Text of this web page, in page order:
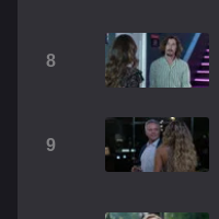
8
9